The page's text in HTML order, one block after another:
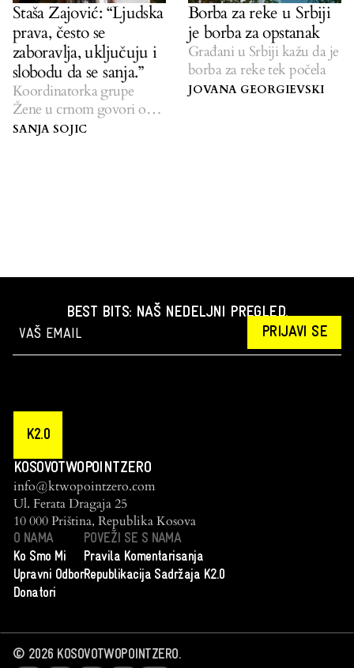
Staša Zajović: “Ljudska
prava, često se
zaboravlja, uključuju i
slobodu da se sanja.”
Koordinatorka grupe
Žene u crnom govori o
izbeglicama, ratovima,
SANJA SOJIC
Borba za reke u Srbiji
je borba za opstanak
Građani u Srbiji kažu da je
borba za reke tek počela
JOVANA GEORGIEVSKI
BEST BITS: NAŠ NEDELJNI PREGLED.
PRIJAVI SE
K2.0
KOSOVOTWOPOINTZERO
info@ktwopointzero.com
Ul. Ferata Dragaja 25
10 000 Priština, Republika Kosova
O NAMA
Ko Smo Mi
Upravni Odbor
Donatori
POVEŽI SE S NAMA
Pravila Komentarisanja
Republikacija Sadržaja K2.0
© 2026KOSOVOTWOPOINTZERO.